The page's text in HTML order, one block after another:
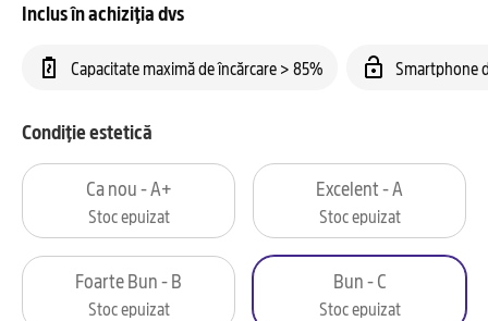
Inclus în achiziția dvs
Capacitate maximă de încărcare > 85% Smartphone
Condiție estetică
Ca nou - A+
Stoc epuizat
Excelent - A
Stoc epuizat
Foarte Bun - B
Stoc epuizat
Bun - C
Stoc epuizat